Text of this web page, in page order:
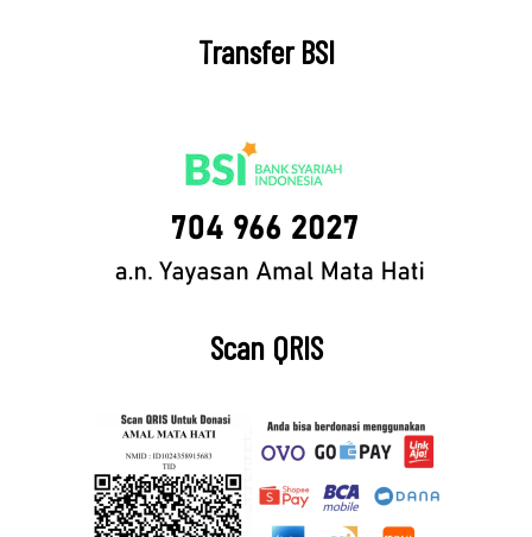
Transfer BSI
Scan QRIS